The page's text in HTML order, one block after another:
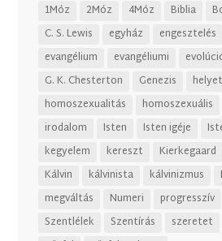
1Móz 2Móz 4Móz Biblia
C. S. Lewis
egyház engesztelés
evangélium
evangéliumi
G. K. Chesterton
Genezis
homoszexualitás
homoszexuális
irodalom
Isten Isten igéje
kegyelem
kereszt Kierkegaard
Kálvin
kálvinista kálvinizmus
megváltás
Numeri progresszív
Szentlélek
Szentírás szeretet